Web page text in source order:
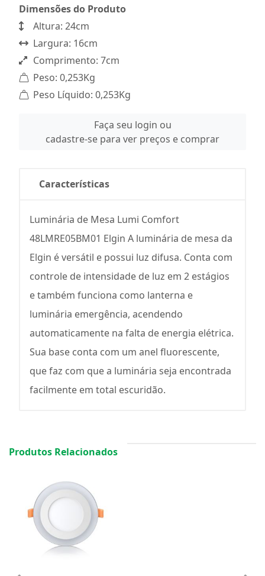
Dimensões do Produto
Altura: 24cm
Largura: 16cm
Comprimento: 7cm
Peso: 0,253Kg
Peso Líquido: 0,253Kg
Faça seu login ou
cadastre-se para ver preços e comprar
Características
Luminária de Mesa Lumi Comfort
48LMRE05BM01 Elgin A luminária de mesa da
Elgin é versátil e possui luz difusa. Conta com
controle de intensidade de luz em 2 estágios
e também funciona como lanterna e
luminária emergência, acendendo
automaticamente na falta de energia elétrica.
Sua base conta com um anel fluorescente,
que faz com que a luminária seja encontrada
facilmente em total escuridão.
Produtos Relacionados